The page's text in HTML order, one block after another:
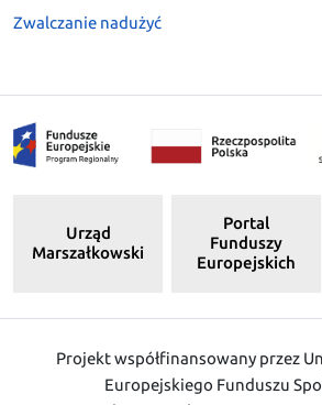
Zwalczanie nadużyć
Urząd
Marszałkowski
Portal
Funduszy
Europejskich
Projekt współfinansowany przez
Europejskiego Funduszu